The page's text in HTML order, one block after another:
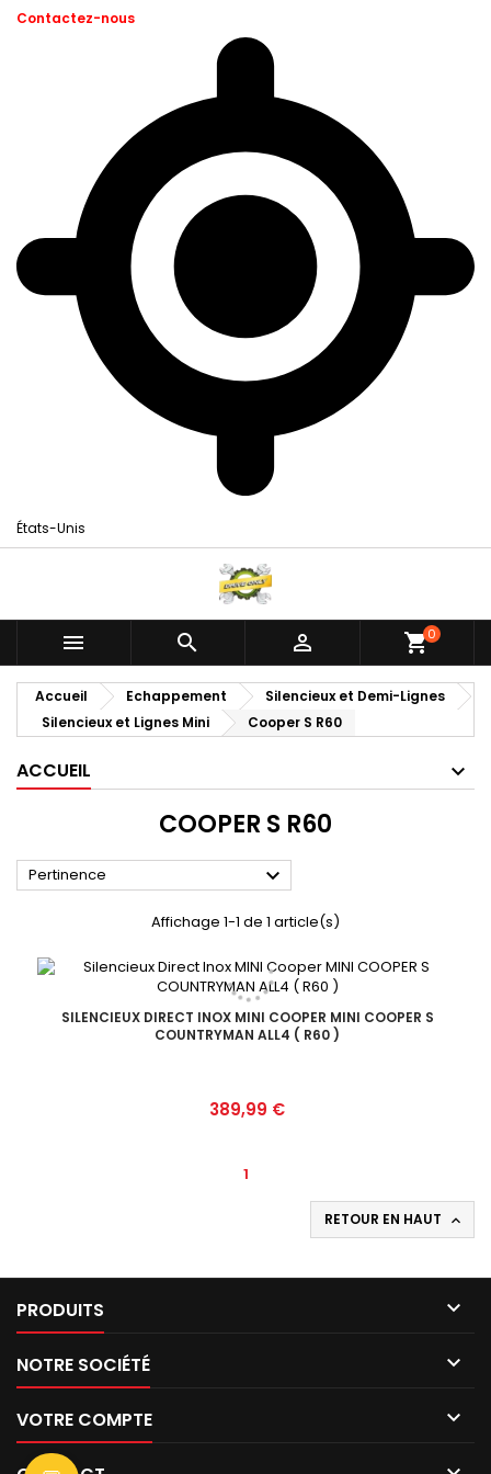
Contactez-nous
États-Unis
   shopping_cart0
Accueil Echappement
Silencieux et Demi-Lignes
Silencieux et Lignes Mini
Cooper S R60
ACCUEIL
COOPER S R60
Pertinence 
Affichage 1-1 de 1 article(s)
SILENCIEUX DIRECT INOX MINI COOPER MINI COOPER S
COUNTRYMAN ALL4 ( R60 )
Prix
389,99 €
1
RETOUR EN HAUT 
PRODUITS 
NOTRE SOCIÉTÉ 
VOTRE COMPTE 